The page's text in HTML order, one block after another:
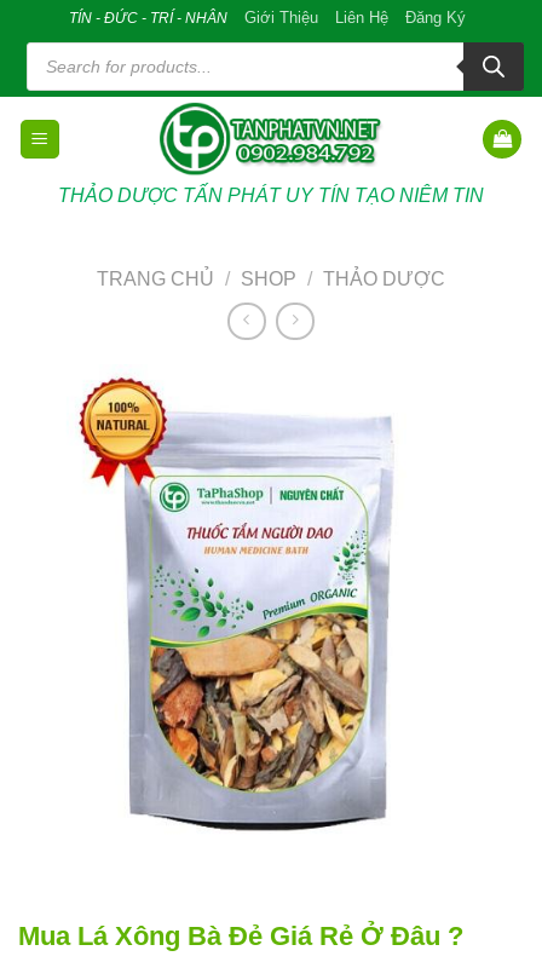
content
TÍN - ĐỨC - TRÍ - NHÂN Giới Thiệu Liên Hệ Đăng Ký
Tìm
kiếm
sản
phẩm
THẢO DƯỢC TẤN PHÁT UY TÍN TẠO NIÊM TIN
TRANG CHỦ / SHOP / THẢO DƯỢC
Mua Lá Xông Bà Đẻ Giá Rẻ Ở Đâu ?